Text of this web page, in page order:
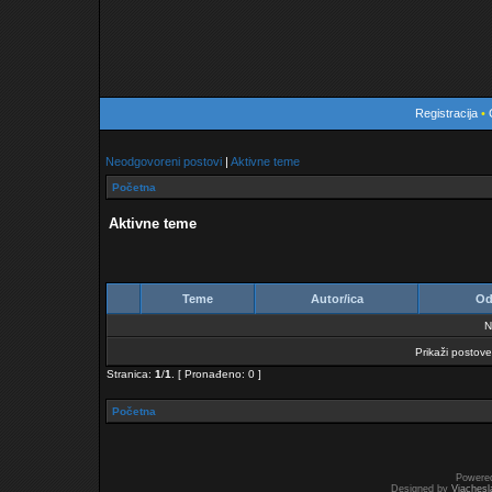
Registracija•
Neodgovoreni postovi | Aktivne teme
Početna
Aktivne teme
Teme Autor/ica
Prikaži postove
Stranica: 1/1 [ Pronađeno: 0 ]
Početna
Designed by